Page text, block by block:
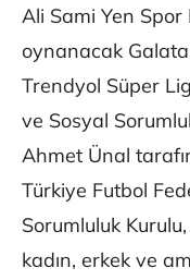
Ali Sami Yen Spor
oynanacak
Trendyol Süper
ve Sosyal
Ahmet Ünal
Türkiye Futbol
Sorumluluk
kadın, erkek ve